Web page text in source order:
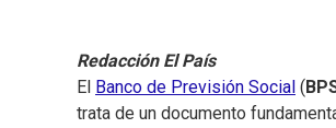
Redacción El País
El Banco de Previsión Social (
trata de un documento